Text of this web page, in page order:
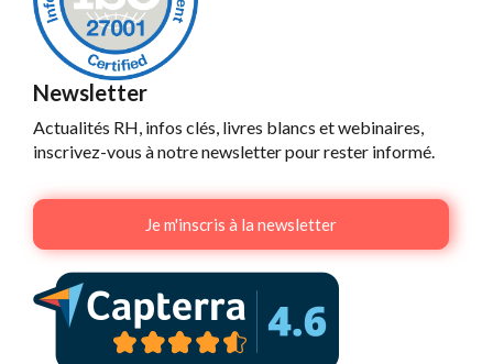
Newsletter
Actualités RH, infos clés, livres blancs et webinaires,
inscrivez-vous à notre newsletter pour rester informé.
Je m'inscris à la newsletter